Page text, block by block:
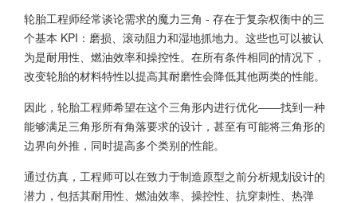
轮胎工程师经常谈论需求的魔力三角 - 存在于复杂权衡中的三
个基本 KPI：磨损、滚动阻力和湿地抓地力。这些也可以被认
为是耐用性、燃油效率和操控性。在所有条件相同的情况下，
改变轮胎的材料特性以提高其耐磨性会降低其他两类的性能。
因此，轮胎工程师希望在这个三角形内进行优化——找到一种
能够满足三角形所有角落要求的设计，甚至有可能将三角形的
边界向外推，同时提高多个类别的性能。
通过仿真，工程师可以在致力于制造原型之前分析规划设计的
潜力，包括其耐用性、燃油效率、操控性、抗穿刺性、热弹